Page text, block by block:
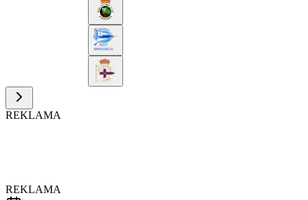
REKLAMA
REKLAMA